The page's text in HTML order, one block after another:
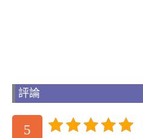
評論
5